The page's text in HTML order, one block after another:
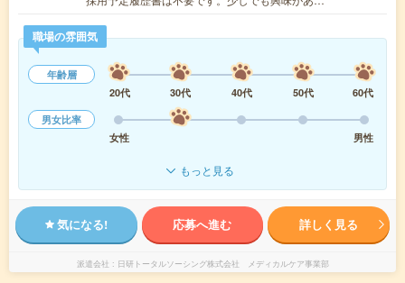
職場の雰囲気
年齢層
20代
30代 40代 50代
60代
男女比率
女性
男性
もっと見る
気になる! 応募へ進む 詳しく見る
派遣会社 日研トータルソーシング株式会社 メディカルケア事業部